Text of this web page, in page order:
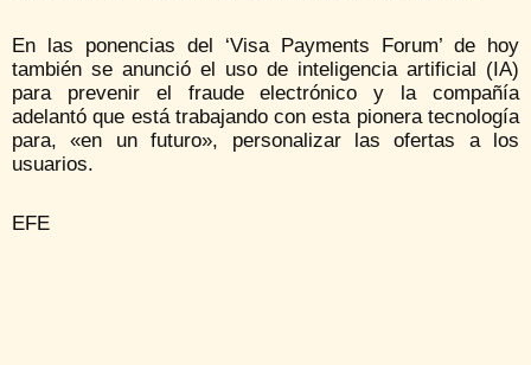
En las ponencias del ‘Visa Payments Forum’ de hoy
también se anunció el uso de inteligencia artificial (IA)
para prevenir el fraude electrónico y la compañía
adelantó que está trabajando con esta pionera tecnología
para, «en un futuro», personalizar las ofertas a los
usuarios.
EFE